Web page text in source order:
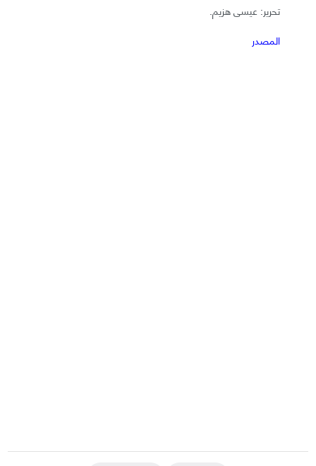
تحرير: عيسى هزيم.
المصدر